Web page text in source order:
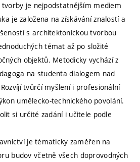
je nejpodstatnějším mediem
je založena na získávání znalostí a
s architektonickou tvorbou
témat až po složité
objektů. Metodicky vychází z
na studenta dialogem nad
tvůrčí myšlení i profesionální
umělecko-technického povolání.
si určité zadání i učitele podle
je tématicky zaměřen na
budov včetně všech doprovodných